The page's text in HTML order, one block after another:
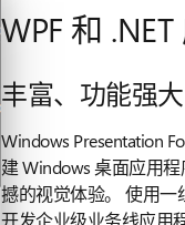
WPF 和 .NET
丰富、功能强
Windows Presentation
建 Windows 桌面应用
撼的视觉体验。 使用
开发企业级业务线应用